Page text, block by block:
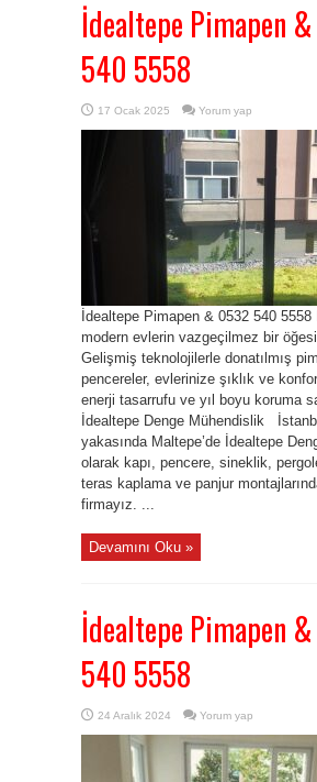
İdealtepe Pimapen
540 5558
17 Ocak 2025 Yorum yap
İdealtepe Pimapen & 0532 540 5558
modern evlerin vazgeçilmez bir
Gelişmiş teknolojilerle donatılmış
pencereler, evlerinize şıklık ve
enerji tasarrufu ve yıl boyu koruma
İdealtepe Denge Mühendislik
yakasında Maltepe’de İdealtepe
olarak kapı, pencere, sineklik,
teras kaplama ve panjur
firmayız. ...
Devamını Oku »
İdealtepe Pimapen
540 5558
24 Aralık 2024 Yorum yap